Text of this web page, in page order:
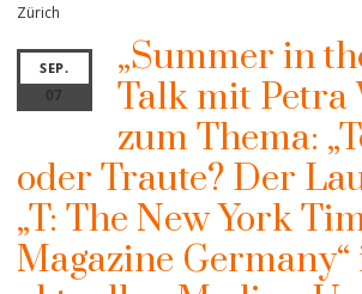
Zürich
SEP.
07
„Summer in
Talk mit Petra
zum Thema:
oder Traute? Der
„T: The New York
Magazine Germany“